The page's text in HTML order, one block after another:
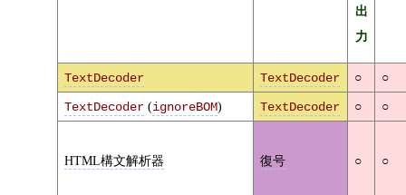
出
力
TextDecoder TextDecoder ○ ○
TextDecoder (ignoreBOM) TextDecoder ○ ○
HTML構文解析器 復号 ○ ○